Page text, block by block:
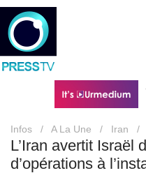
Infos / A La Une / Iran /
L’Iran avertit Israël
d’opérations à